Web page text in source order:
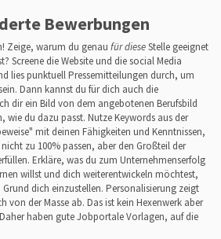
Bewerbungen
Zeige, warum du genau für dieseStelle geeignet
Screene die Website und die social Media
lies punktuell Pressemitteilungen durch, um
Dann kannst du für dich auch die
dir ein Bild von dem angebotenen Berufsbild
wie du dazu passt. Nutze Keywords aus der
mit deinen Fähigkeiten und Kenntnissen,
zu 100% passen, aber den Großteil der
Erkläre, was du zum Unternehmenserfolg
willst und dich weiterentwickeln möchtest,
dich einzustellen. Personalisierung zeigt
von der Masse ab. Das ist kein Hexenwerk aber
haben gute Jobportale Vorlagen, auf die